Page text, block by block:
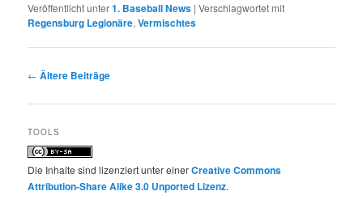
Veröffentlicht unter1. Baseball News |Verschlagwortet mit
Regensburg Legionäre,Vermischtes
Beitrags-
← Ältere Beiträge
TOOLS
Die Inhalte sind lizenziert unter einerCreative Commons
Attribution-Share Alike 3.0 Unported Lizenz.